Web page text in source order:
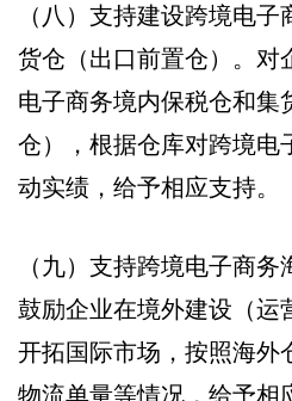
（八）支持建设跨境电
货仓（出口前置仓）。对
电子商务境内保税仓和集
仓），根据仓库对跨境电
动实绩，给予相应支持。
（九）支持跨境电子商务
鼓励企业在境外建设（运
开拓国际市场，按照海外
物流单量等情况，给予相